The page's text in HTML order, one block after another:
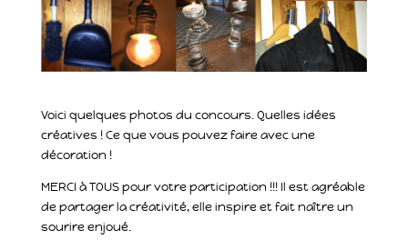
Voici quelques photos du concours. Quelles idées
créatives ! Ce que vous pouvez faire avec une
décoration !
MERCI à TOUS pour votre participation !!! Il est agréable
de partager la créativité, elle inspire et fait naître un
sourire enjoué.